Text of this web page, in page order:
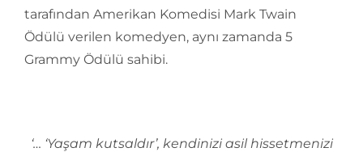
tarafından Amerikan Komedisi Mark Twain
Ödülü verilen komedyen, aynı zamanda 5
Grammy Ödülü sahibi.
‘… ‘Yaşam kutsaldır’, kendinizi asil hissetmenizi